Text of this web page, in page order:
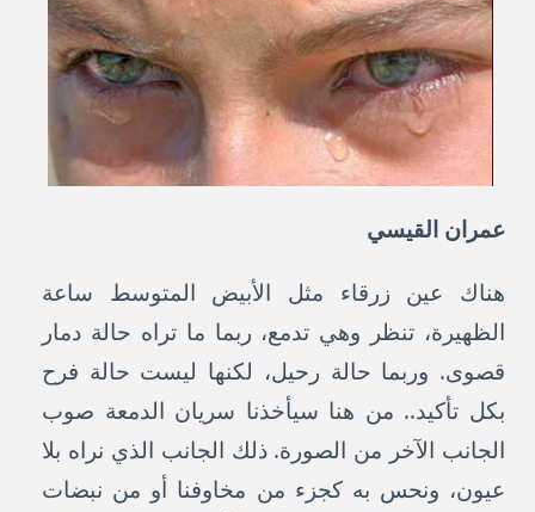
عمران القيسي
هناك عين زرقاء مثل الأبيض المتوسط ساعة
الظهيرة، تنظر وهي تدمع، ربما ما تراه حالة دمار
قصوى. وربما حالة رحيل، لكنها ليست حالة فرح
بكل تأكيد.. من هنا سيأخذنا سريان الدمعة صوب
الجانب الآخر من الصورة. ذلك الجانب الذي نراه بلا
عيون، ونحس به كجزء من مخاوفنا أو من نبضات